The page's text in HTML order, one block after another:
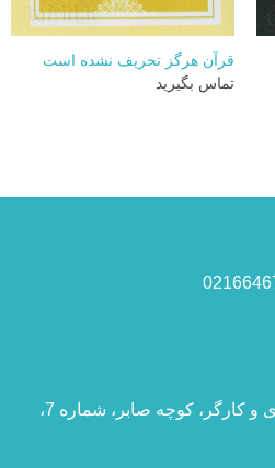
قرآن هرگز تحریف نشده است
تماس بگیرید
تهران، انقلاب، تقاطع جمهوری و کارگر، کوچه صابر، شماره 7،